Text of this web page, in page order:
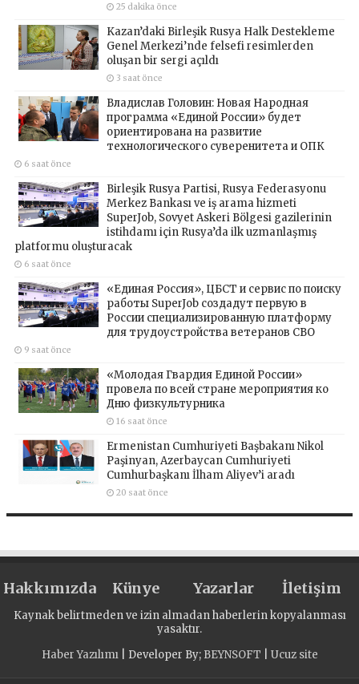
25 dakika önce
Kazan’daki Birleşik Rusya Halk Destekleme
Genel Merkezi’nde felsefi resimlerden
oluşan bir sergi açıldı
3 saat önce
Владислав Головин: Новая Народная
программа «Единой России» будет
ориентирована на развитие
технологического суверенитета и ОПК
6 saat önce
Birleşik Rusya Partisi, Rusya Federasyonu
Merkez Bankası ve iş arama hizmeti
SuperJob, Sovyet Askeri Bölgesi gazilerinin
istihdamı için Rusya’da ilk uzmanlaşmış
platformu oluşturacak
6 saat önce
«Единая Россия», ЦБСТ и сервис по поиску
работы SuperJob создадут первую в
России специализированную платформу
для трудоустройства ветеранов СВО
9 saat önce
«Молодая Гвардия Единой России»
провела по всей стране мероприятия ко
Дню физкультурника
16 saat önce
Ermenistan Cumhuriyeti Başbakanı Nikol
Paşinyan, Azerbaycan Cumhuriyeti
Cumhurbaşkanı İlham Aliyev’i aradı
20 saat önce
Hakkımızda Künye Yazarlar İletişim
Kaynak belirtmeden ve izin almadan haberlerin kopyalanması
yasaktır.
Haber Yazılımı| Developer By; BEYNSOFT Ucuz site